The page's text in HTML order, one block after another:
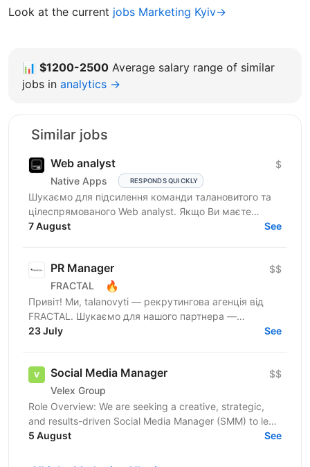
Look at the current jobs Marketing Kyiv→
📊 $1200-2500 Average salary range of similar
jobs in analytics →
Similar jobs
Web analyst
Native Apps RESPONDS QUICKLY
$
Шукаємо для підсилення команди талановитого та
цілеспрямованого Web analyst. Якщо Ви маєте
глибокі знання в діджитал аналітиці, прагнете
7 August See
PR Manager
FRACTAL 🔥
$$
Привіт! Ми, talanovyti — рекрутингова агенція від
FRACTAL. Шукаємо для нашого партнера —
найбільшої інвестспільноти України, УкрІнвестКлубу
23 July See
Social Media Manager
Velex Group
$$
Role Overview: ​We are seeking a creative, strategic,
and results-driven Social Media Manager (SMM) to lead
our social media presence and strengthen our...
5 August See